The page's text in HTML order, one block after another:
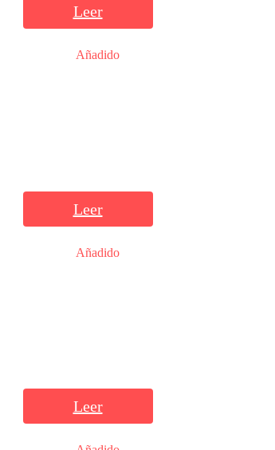
Leer
Añadido
Leer
Añadido
Leer